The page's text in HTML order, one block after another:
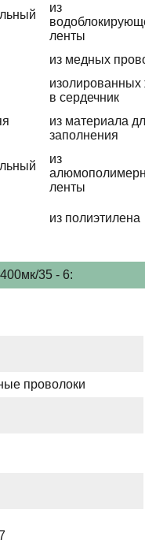
из
ленты
из медных
изолированных
в сердечник
из материала
заполнения
из
ленты
из полиэтилена
35 - 6:
проволоки